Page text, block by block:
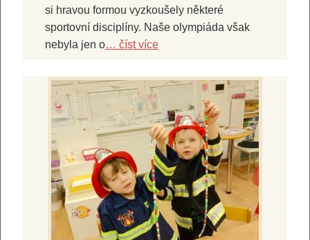
si hravou formou vyzkoušely některé
sportovní disciplíny. Naše olympiáda však
nebyla jen o… číst více